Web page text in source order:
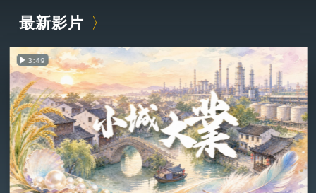
最新影片
3:49